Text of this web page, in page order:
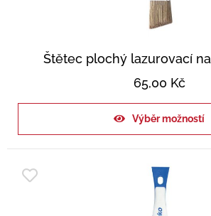
Štětec plochý lazurovací
65,00 Kč
Výběr možností